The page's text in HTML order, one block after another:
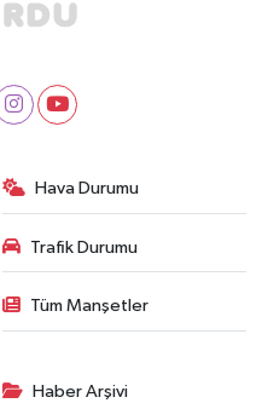
Hava Durumu
Trafik Durumu
Tüm Manşetler
Haber Arşivi